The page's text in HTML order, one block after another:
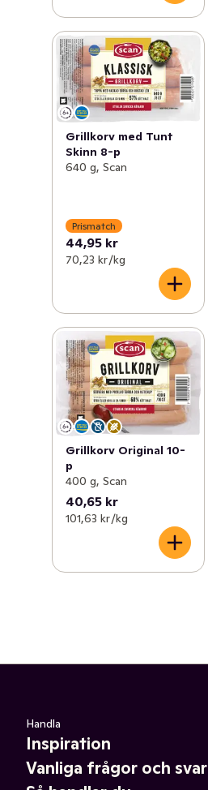
Grillkorv med Tunt
Skinn 8-p
640 g, Scan
Prismatch
44,95 kr
70,23 kr /kg
Grillkorv Original 10-
p
400 g, Scan
40,65 kr
101,63 kr /kg
Handla
Inspiration
Vanliga frågor och svar